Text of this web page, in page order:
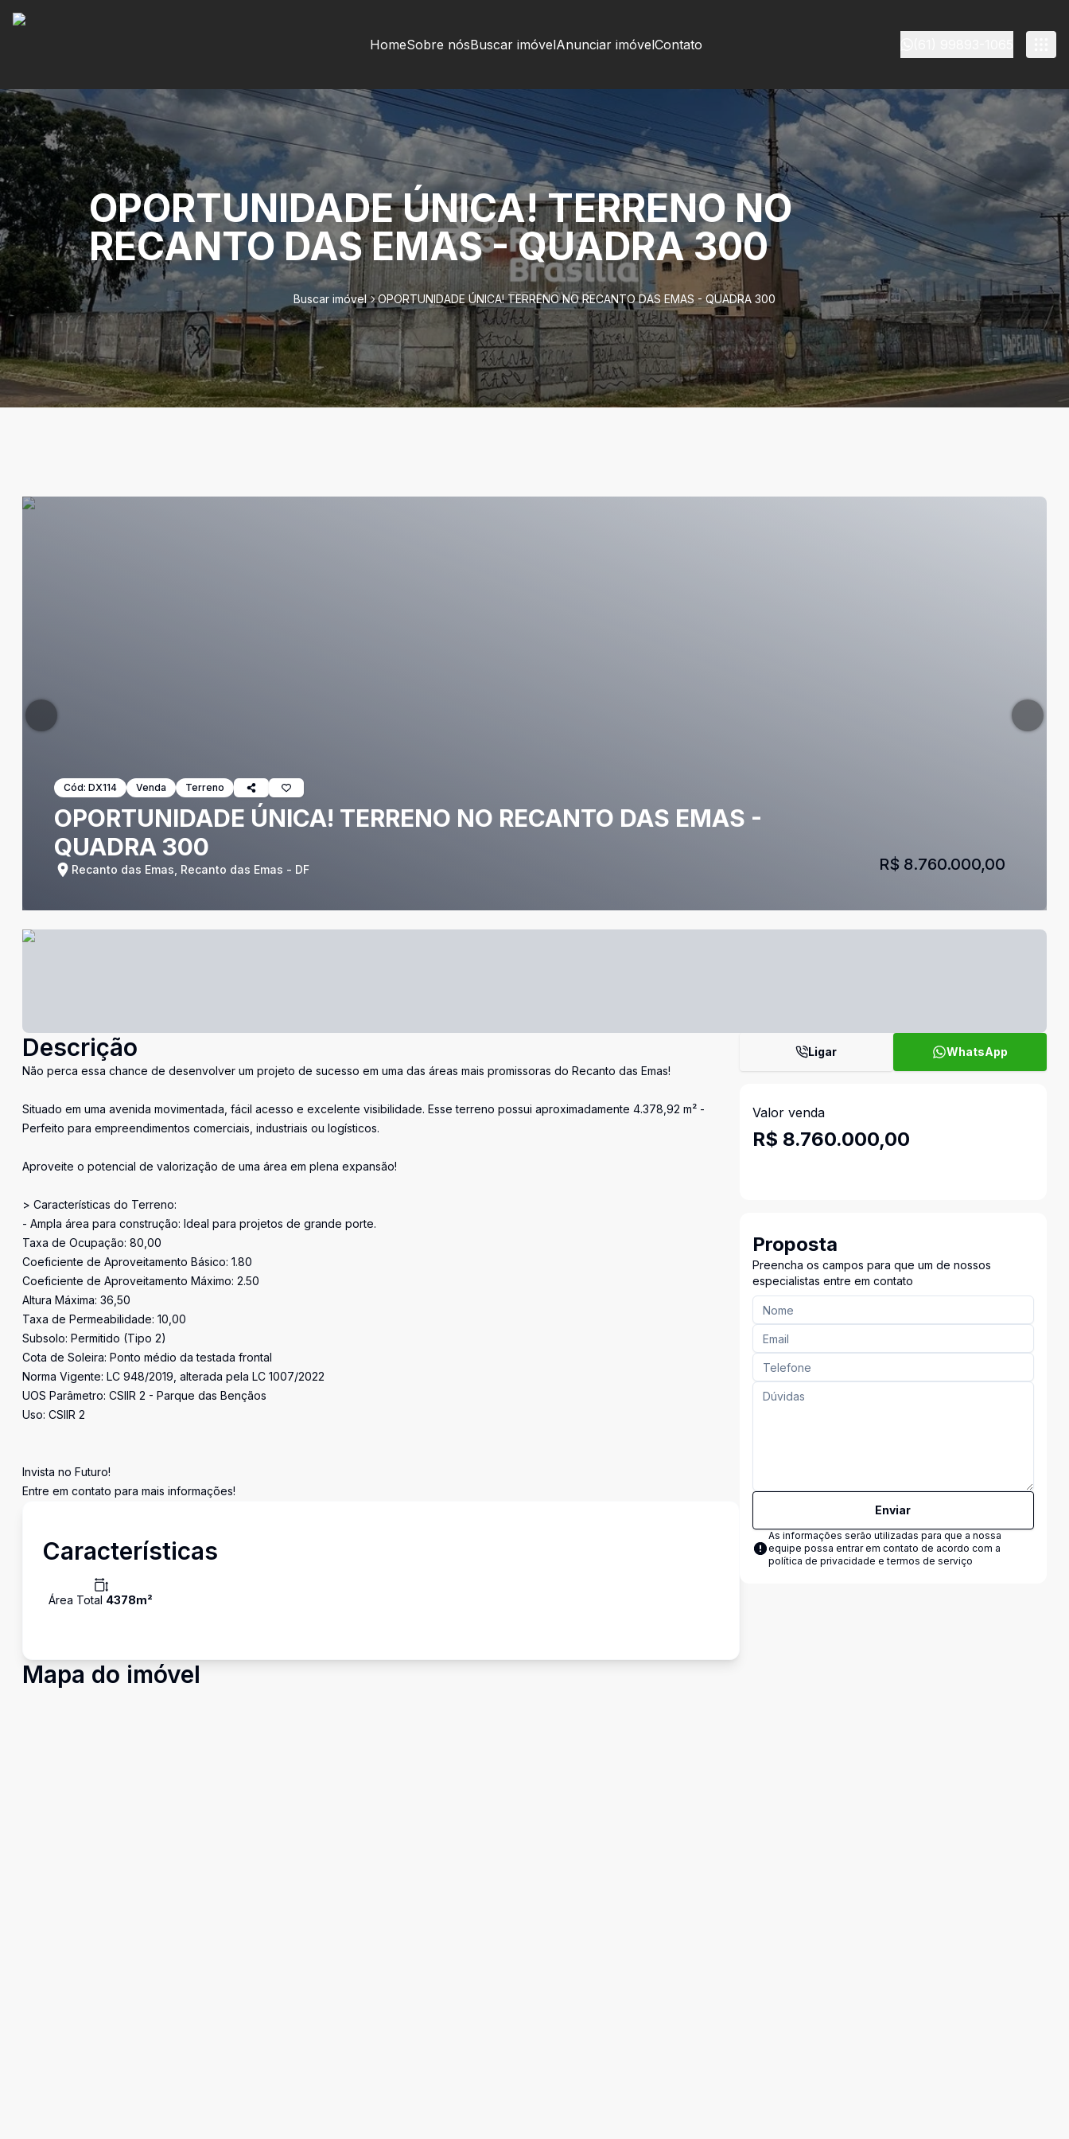
HomeSobre nósBuscar imóvelAnunciar imóvelContato
OPORTUNIDADE ÚNICA! TERRENO NO
RECANTO DAS EMAS - QUADRA 300
Buscar imóvel OPORTUNIDADE ÚNICA! TERRENO NO RECANTO DAS EMAS - QUADRA 300
Cód: DX114 Venda Terreno
OPORTUNIDADE ÚNICA! TERRENO NO RECANTO DAS EMAS -
QUADRA 300
Recanto das Emas, Recanto das Emas - DF R$ 8.760.000,00
Descrição
Não perca essa chance de desenvolver um projeto de sucesso em uma das áreas mais promissoras do Recanto das Emas!
Situado em uma avenida movimentada, fácil acesso e excelente visibilidade. Esse terreno possui aproximadamente 4.378,92 m² -
Perfeito para empreendimentos comerciais, industriais ou logísticos.
Aproveite o potencial de valorização de uma área em plena expansão!
> Características do Terreno:
- Ampla área para construção: Ideal para projetos de grande porte.
Taxa de Ocupação: 80,00
Coeficiente de Aproveitamento Básico: 1.80
Coeficiente de Aproveitamento Máximo: 2.50
Altura Máxima: 36,50
Taxa de Permeabilidade: 10,00
Subsolo: Permitido (Tipo 2)
Cota de Soleira: Ponto médio da testada frontal
Norma Vigente: LC 948/2019, alterada pela LC 1007/2022
UOS Parâmetro: CSIIR 2 - Parque das Bençãos
Uso: CSIIR 2
Invista no Futuro!
Entre em contato para mais informações!
Características
Área Total 4378m²
Mapa do imóvel
Ligar WhatsApp
Valor venda
R$ 8.760.000,00
Proposta
Preencha os campos para que um de nossos
especialistas entre em contato
Enviar
As informações serão utilizadas para que a nossa
equipe possa entrar em contato de acordo com a
política de privacidade e termos de serviço